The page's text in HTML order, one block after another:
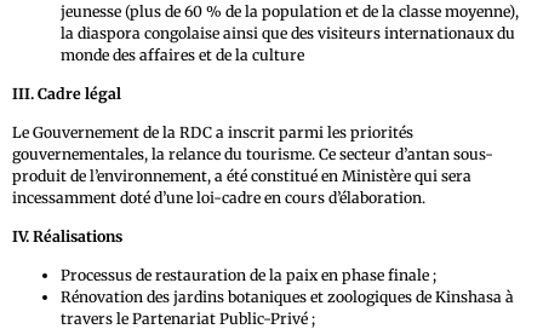
jeunesse (plus de 60 % de la population et de la classe moyenne),
la diaspora congolaise ainsi que des visiteurs internationaux du
monde des affaires et de la culture
III. Cadre légal
Le Gouvernement de la RDC a inscrit parmi les priorités
gouvernementales, la relance du tourisme. Ce secteur d’antan sous-
produit de l’environnement, a été constitué en Ministère qui sera
incessamment doté d’une loi-cadre en cours d’élaboration.
IV. Réalisations
Processus de restauration de la paix en phase finale ;
Rénovation des jardins botaniques et zoologiques de Kinshasa à
travers le Partenariat Public-Privé ;